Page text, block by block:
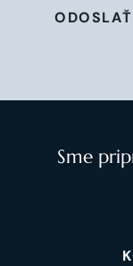
Sme